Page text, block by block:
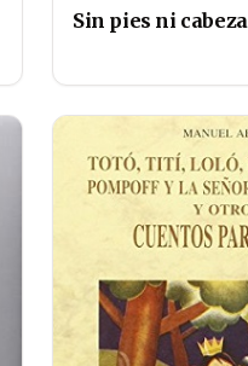
Sin pies ni cabeza